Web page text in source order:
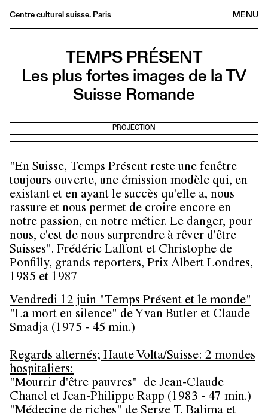
MENU
Centre culturel suisse. Paris
Buvette
Éditions
FR/EN
TEMPS PRÉSENT
Les plus fortes images de la TV
Suisse Romande
PROJECTION
"En Suisse, Temps Présent reste une fenêtre
toujours ouverte, une émission modèle qui, en
existant et en ayant le succès qu'elle a, nous
rassure et nous permet de croire encore en
notre passion, en notre métier. Le danger, pour
nous, c'est de nous surprendre à rêver d'être
Suisses". Frédéric Laffont et Christophe de
Ponfilly, grands reporters, Prix Albert Londres,
1985 et 1987
Vendredi 12 juin "Temps Présent et le monde"
"La mort en silence" de Yvan Butler et Claude
Smadja (1975 - 45 min.)
Regards alternés; Haute Volta/Suisse: 2 mondes
hospitaliers:
"Mourrir d'être pauvres" de Jean-Claude
Chanel et Jean-Philippe Rapp (1983 - 47 min.)